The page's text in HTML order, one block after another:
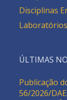
Disciplinas
Laboratórios
ÚLTIMAS
Publicação
56/2026/